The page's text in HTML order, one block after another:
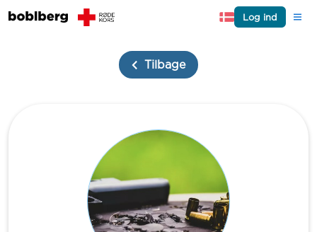
Log ind
Tilbage